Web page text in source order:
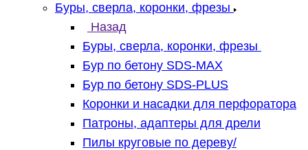
Буры, сверла, коронки, фрезы
Назад
Буры, сверла, коронки, фрезы
Бур по бетону SDS-MAX
Бур по бетону SDS-PLUS
Коронки и насадки для перфоратора
Патроны, адаптеры для дрели
Пилы круговые по дереву/